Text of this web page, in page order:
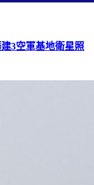
3空軍基地衛星照